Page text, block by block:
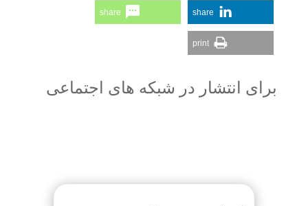
share
share
print
برای انتشار در شبکه های اجتماعی